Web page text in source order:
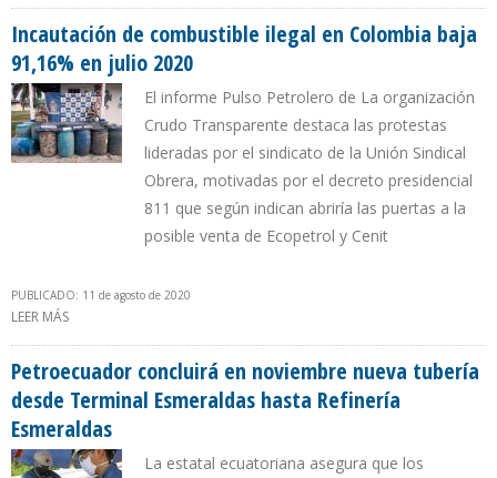
Incautación de combustible ilegal en Colombia baja
91,16% en julio 2020
El informe Pulso Petrolero de La organización
Crudo Transparente destaca las protestas
lideradas por el sindicato de la Unión Sindical
Obrera, motivadas por el decreto presidencial
811 que según indican abriría las puertas a la
posible venta de Ecopetrol y Cenit
PUBLICADO: 11 de agosto de 2020
LEER MÁS
Petroecuador concluirá en noviembre nueva tubería
desde Terminal Esmeraldas hasta Refinería
Esmeraldas
La estatal ecuatoriana asegura que los